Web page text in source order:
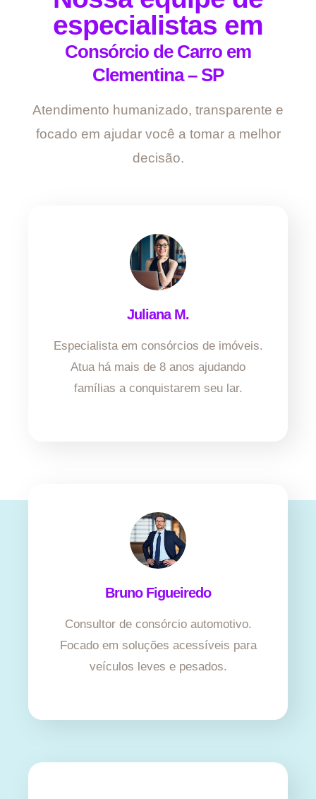
especialistas em
Consórcio de Carro em
Clementina – SP
Atendimento humanizado, transparente e
focado em ajudar você a tomar a melhor
decisão.
Juliana M.
Especialista em consórcios de imóveis.
Atua há mais de 8 anos ajudando
famílias a conquistarem seu lar.
Bruno Figueiredo
Consultor de consórcio automotivo.
Focado em soluções acessíveis para
veículos leves e pesados.